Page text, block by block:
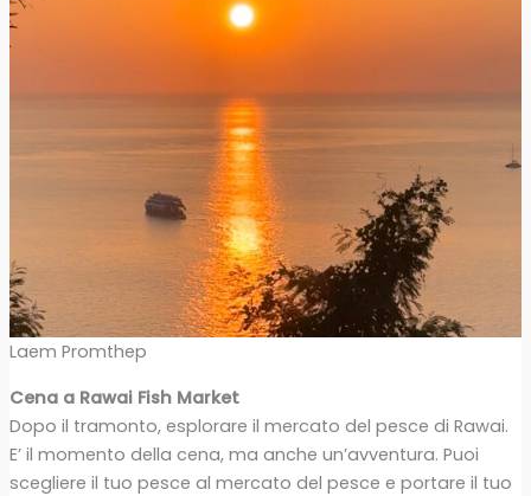
Laem Promthep
Cena a Rawai Fish Market
Dopo il tramonto, esplorare il mercato del pesce di Rawai.
E’ il momento della cena, ma anche un’avventura. Puoi
scegliere il tuo pesce al mercato del pesce e portare il tuo